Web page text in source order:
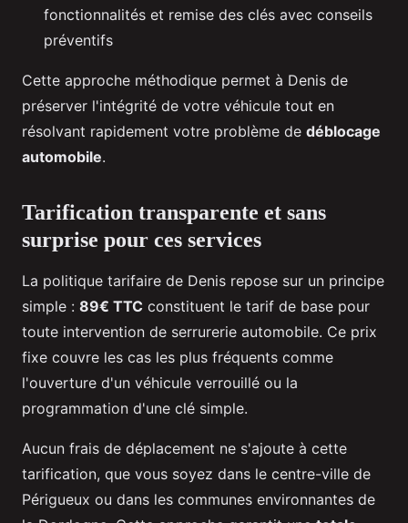
fonctionnalités et remise des clés avec conseils
préventifs
Cette approche méthodique permet à Denis de
préserver l'intégrité de votre véhicule tout en
résolvant rapidement votre problème de déblocage
automobile.
Tarification transparente et sans
surprise pour ces services
La politique tarifaire de Denis repose sur un principe
simple : 89€ TTC constituent le tarif de base pour
toute intervention de serrurerie automobile. Ce prix
fixe couvre les cas les plus fréquents comme
l'ouverture d'un véhicule verrouillé ou la
programmation d'une clé simple.
Aucun frais de déplacement ne s'ajoute à cette
tarification, que vous soyez dans le centre-ville de
Périgueux ou dans les communes environnantes de